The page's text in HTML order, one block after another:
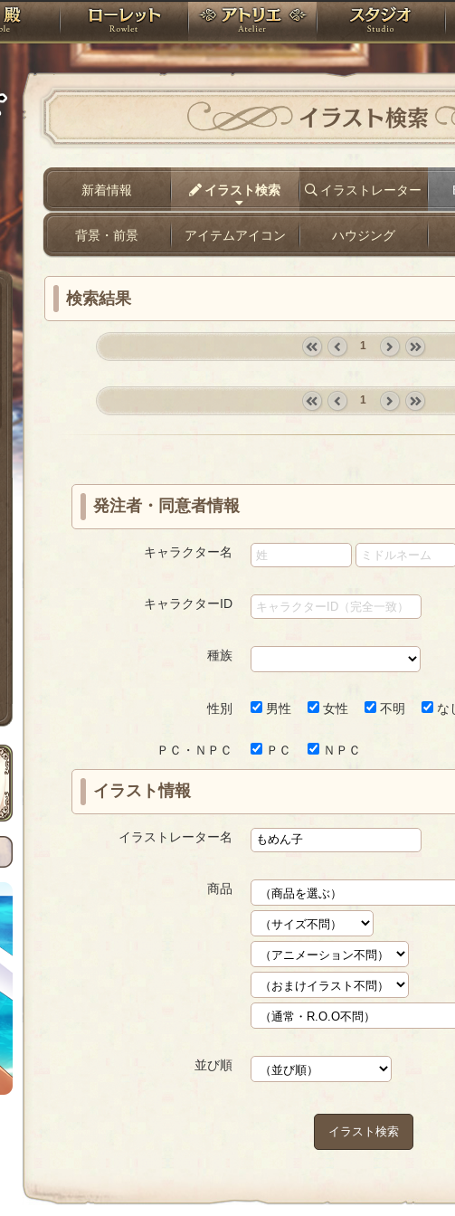
PandoraPartyProject
神殿 ローレット アトリエ
イラスト検索
新着情報 イラスト検索 イラストレーター
背景・前景 アイテムアイコン ハウジング
検索結果
first prev
1
›
»
1
発注者・同意者情報
キャラクター名
キャラクターID
種族
性別 男性 女性 不明 な
ＰＣ・ＮＰＣ ＰＣ ＮＰＣ
イラスト情報
イラストレーター名
商品
並び順
イラスト検索